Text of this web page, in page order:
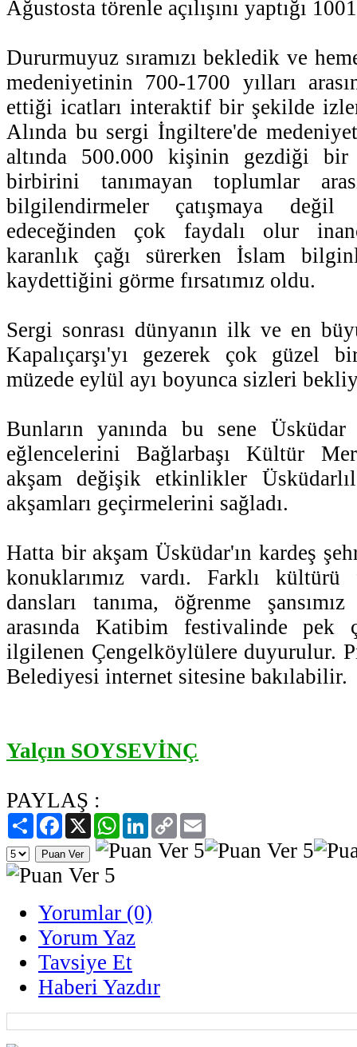
Ağustosta törenle açılışını yaptığı
Dururmuyuz sıramızı bekledik ve
medeniyetinin 700-1700 yılları
ettiği icatları interaktif bir şekilde
Alında bu sergi İngiltere'de
altında 500.000 kişinin gezdiği bir
birbirini tanımayan toplumlar
bilgilendirmeler çatışmaya değil
edeceğinden çok faydalı olur
karanlık çağı sürerken İslam
kaydettiğini görme fırsatımız oldu.
Sergi sonrası dünyanın ilk ve en
Kapalıçarşı'yı gezerek çok güzel
müzede eylül ayı boyunca sizleri
Bunların yanında bu sene Üsküdar
eğlencelerini Bağlarbaşı Kültür
akşam değişik etkinlikler
akşamları geçirmelerini sağladı.
Hatta bir akşam Üsküdar'ın kardeş
konuklarımız vardı. Farklı
dansları tanıma, öğrenme
arasında Katibim festivalinde
ilgilenen Çengelköylülere duyurulur.
Belediyesi internet sitesine bakılabilir.
Yalçın SOYSEVİNÇ
PAYLAŞ :
PaylaşFacebook
X WhatsAppLinkedIn
Copy
Link
Yorumlar (0)
Yorum Yaz
Tavsiye Et
Haberi Yazdır